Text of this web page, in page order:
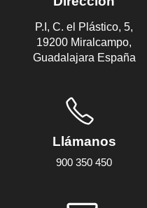
P.I, C. el Plástico, 5,
19200 Miralcampo,
Guadalajara España
Llámanos
900 350 450